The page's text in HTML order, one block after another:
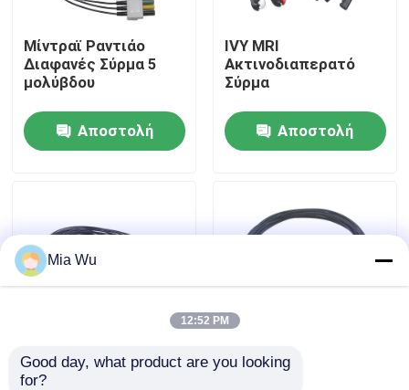
Ποιοτικός έλεγχος
Μας ελάτε σε επαφή με
Περιπτώσεις
Ζητήστε ένα απόσπασμα
Επαναχρησιμοποιήσιμος αισθητήρας spO2
Μίντραϊ Ραντιάο
Διαφανές Σύρμα 5
μολύβδου
Αποστολή
IVY MRI
Ακτινοδιαπερατό
Σύρμα
Αποστολή
Ραδιο διαφανές
καλώδιο 10 ύφους
Ραδιο διαφανές
Mia Wu
12:52 PM
Good day, what product are you looking
for?